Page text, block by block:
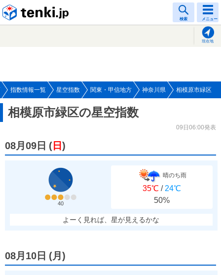
検索 メニュー
現在地
指数情報一覧 星空指数 関東・甲信地方 神奈川県 相模原市緑区
相模原市緑区の星空指数
09日06:00発表
08月09日 ( 日 )
40
晴のち雨
35℃ / 24℃
50%
よーく見れば、星が見えるかな
08月10日 (月 )